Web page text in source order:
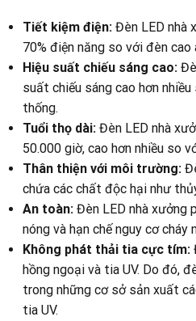
Tiết kiệm điện: Đèn LED nhà
70% điện năng so với đèn cao
Hiệu suất chiếu sáng cao:
suất chiếu sáng cao hơn
thống.
Tuổi thọ dài: Đèn LED nhà
50.000 giờ, cao hơn nhiều so
Thân thiện với môi trường:
chứa các chất độc hại như
An toàn: Đèn LED nhà xưởng
nóng và hạn chế nguy cơ cháy
Không phát thải tia cực tím:
hồng ngoại và tia UV. Do đó,
trong những cơ sở sản xuất
tia UV.